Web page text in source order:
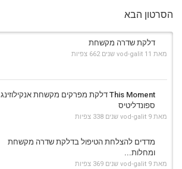
הסרטון הבא
דלקת שדרה מקשחת
מאת vod-galit 11 שנים 662 צפיות
This Moment דלקת מפרקים מקשחת אנקילוזינג
ספונדליטיס
מאת vod-galit 9 שנים 338 צפיות
מדדים להצלחת הטיפול בדלקת שדרה מקשחת
ומחלות...
מאת vod-galit 9 שנים 369 צפיות